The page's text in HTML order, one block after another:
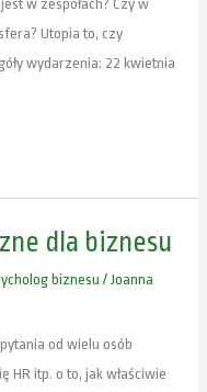
w zespołach? Czy w
Utopia to, czy
wydarzenia: 22 kwietnia
dla biznesu
biznesu / Joanna
od wielu osób
HR itp. o to, jak właściwie